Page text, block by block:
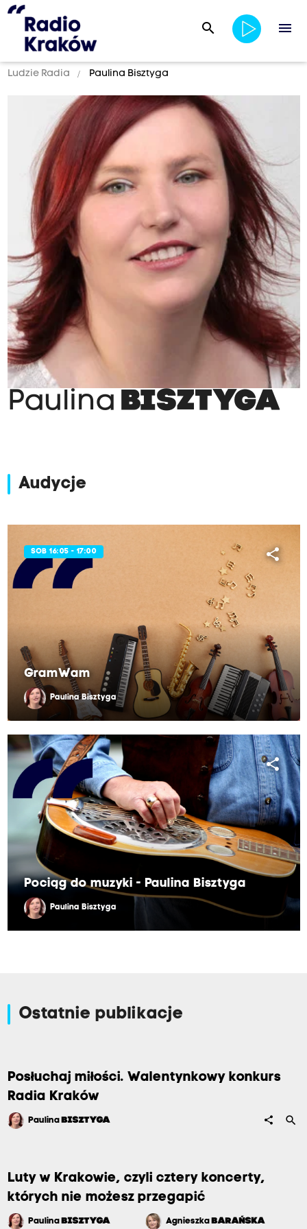
search menu
Ludzie Radia Paulina Bisztyga
PaulinaBISZTYGA
Audycje
SOB 16:05 - 17:00 share
GramWam
Paulina Bisztyga
share
Pociąg do muzyki - Paulina Bisztyga
Paulina Bisztyga
Ostatnie publikacje
Posłuchaj miłości. Walentynkowy konkurs
Radia Kraków
Paulina BISZTYGA share search
Luty w Krakowie, czyli cztery koncerty,
których nie możesz przegapić
Paulina BISZTYGA Agnieszka BARAŃSKA